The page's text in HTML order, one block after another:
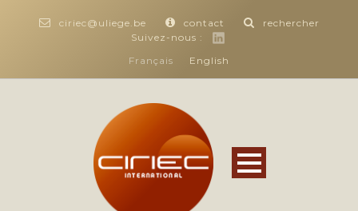
ciriec@uliege.be contact
rechercher
Suivez-nous :
Français
English